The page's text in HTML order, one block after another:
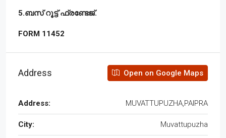
5.ബസ് റൂട്ട് ഫ്രണ്ടേജ്.
FORM 11452
Address Open on Google Maps
Address: MUVATTUPUZHA,PAIPRA
City: Muvattupuzha